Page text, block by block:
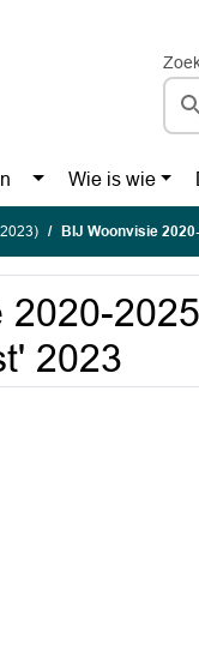
Wie is wie
BIJ Woonvisie
2020-
2023